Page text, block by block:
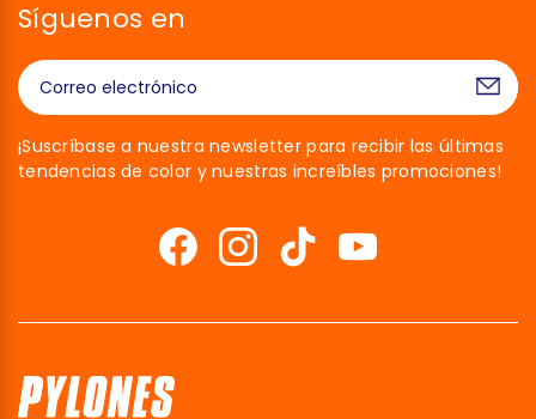
Síguenos en
¡Suscríbase a nuestra newsletter para recibir las últimas
tendencias de color y nuestras increíbles promociones!